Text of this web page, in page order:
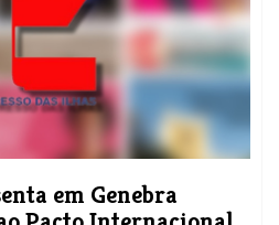
em Genebra